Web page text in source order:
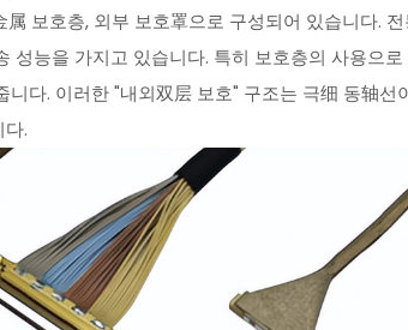
보호층, 외부 보호罩으로 구성되어 있습니다.
성능을 가지고 있습니다. 특히 보호층의 사용으
다. 이러한 "내외双层 보호" 구조는 극细 동轴선
.